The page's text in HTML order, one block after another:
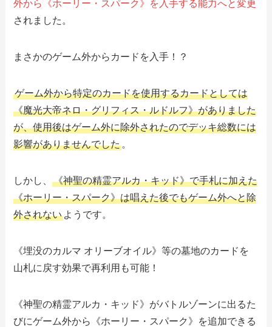
外から《ホーリー・スパーク》を入手する能力へと変更
されました。
まさかのゲーム外からカードを入手！？
ゲーム外から特定のカードを使用するカードとしては
《魔光大帝ネロ・グリフィス・ルドルフ》がありました
が、使用後はゲーム外に除外されたのでデッキ総数には
影響がありませんでした 。
しかし、《神聖の精霊アルカ・キッド》で手札に加えた
《ホーリー・スパーク》は唱えた後でもゲーム外へと除
外されない ようです。
《埋没のカルマ オリーブオイル》等の墓地のカードを
山札に戻す効果で再利用も可能！
《神聖の精霊アルカ・キッド》がバトルゾーンに出るた
びにゲーム外から《ホーリー・スパーク》を追加できる